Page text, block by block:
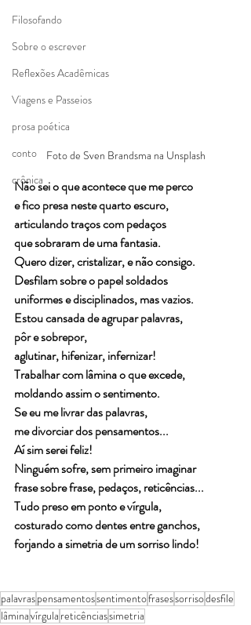
Filosofando
Sobre o escrever
Reflexões Acadêmicas
Viagens e Passeios
prosa poética
conto
crônica
Foto de Sven Brandsma na Unsplash
Não sei o que acontece que me perco
e fico presa neste quarto escuro,
articulando traços com pedaços
que sobraram de uma fantasia.
Quero dizer, cristalizar, e não consigo.
Desfilam sobre o papel soldados
uniformes e disciplinados, mas vazios.
Estou cansada de agrupar palavras,
pôr e sobrepor,
aglutinar, hifenizar, infernizar!
Trabalhar com lâmina o que excede,
moldando assim o sentimento.
Se eu me livrar das palavras,
me divorciar dos pensamentos...
Aí sim serei feliz!
Ninguém sofre, sem primeiro imaginar
frase sobre frase, pedaços, reticências...
Tudo preso em ponto e vírgula,
costurado como dentes entre ganchos,
forjando a simetria de um sorriso lindo!
palavraspensamentossentimentofrasessorrisodesfile
lâminavírgula reticênciassimetria